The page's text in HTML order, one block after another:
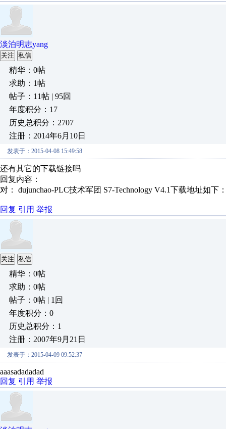
淡泊明志yang
关注 私信
精华：0帖
求助：1帖
帖子：11帖 | 95回
年度积分：17
历史总积分：2707
注册：2014年6月10日
发表于：2015-04-08 15:49:58
还有其它的下载链接吗
回复内容：
对： dujunchao-PLC技术军团 S7-Technology V4.1下载地址如下
回复 引用 举报
关注 私信
精华：0帖
求助：0帖
帖子：0帖 | 1回
年度积分：0
历史总积分：1
注册：2007年9月21日
发表于：2015-04-09 09:52:37
aaasadadadad
回复 引用 举报